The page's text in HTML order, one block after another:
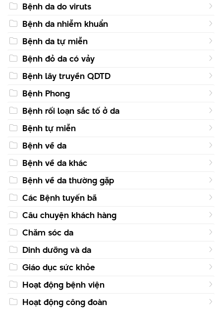
Bệnh da do viruts
Bệnh da nhiễm khuẩn
Bệnh da tự miễn
Bệnh đỏ da có vảy
Bệnh lây truyền QDTD
Bệnh Phong
Bệnh rối loạn sắc tố ở da
Bệnh tự miễn
Bệnh về da
Bệnh về da khác
Bệnh về da thường gặp
Các Bệnh tuyến bã
Câu chuyện khách hàng
Chăm sóc da
Dinh dưỡng và da
Giáo dục sức khỏe
Hoạt động bệnh viện
Hoạt động công đoàn